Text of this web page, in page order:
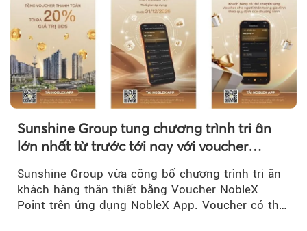
Sunshine Group tung chương trình tri ân
lớn nhất từ trước tới nay với voucher
NobleX Point cho khách hàng thân thiết
Sunshine Group vừa công bố chương trình tri ân
khách hàng thân thiết bằng Voucher NobleX
Point trên ứng dụng NobleX App. Voucher có thể